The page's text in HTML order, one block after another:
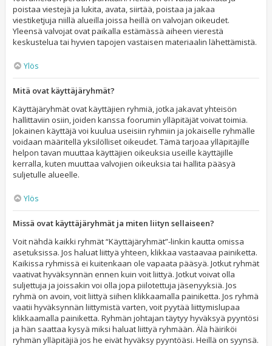
poistaa viestejä ja lukita, avata, siirtää, poistaa ja jakaa
viestiketjuja niillä alueilla joissa heillä on valvojan oikeudet.
Yleensä valvojat ovat paikalla estämässä aiheen vierestä
keskustelua tai hyvien tapojen vastaisen materiaalin lähettämistä.
Ylös
Mitä ovat käyttäjäryhmät?
Käyttäjäryhmät ovat käyttäjien ryhmiä, jotka jakavat yhteisön
hallittaviin osiin, joiden kanssa foorumin ylläpitäjät voivat toimia.
Jokainen käyttäjä voi kuulua useisiin ryhmiin ja jokaiselle ryhmälle
voidaan määritellä yksilölliset oikeudet. Tämä tarjoaa ylläpitäjille
helpon tavan muuttaa käyttäjien oikeuksia useille käyttäjille
kerralla, kuten muuttaa valvojien oikeuksia tai hallita pääsyä
suljetulle alueelle.
Ylös
Missä ovat käyttäjäryhmät ja miten liityn sellaiseen?
Voit nähdä kaikki ryhmät “Käyttäjäryhmät”-linkin kautta omissa
asetuksissa. Jos haluat liittyä yhteen, klikkaa vastaavaa painiketta.
Kaikissa ryhmissä ei kuitenkaan ole vapaata pääsyä. Jotkut ryhmät
vaativat hyväksynnän ennen kuin voit liittyä. Jotkut voivat olla
suljettuja ja joissakin voi olla jopa piilotettuja jäsenyyksiä. Jos
ryhmä on avoin, voit liittyä siihen klikkaamalla painiketta. Jos ryhmä
vaatii hyväksynnän liittymistä varten, voit pyytää liittymislupaa
klikkaamalla painiketta. Ryhmän johtajan täytyy hyväksyä pyyntösi
ja hän saattaa kysyä miksi haluat liittyä ryhmään. Älä häiriköi
ryhmän ylläpitäjiä jos he eivät hyväksy pyyntöäsi. Heillä on syynsä.